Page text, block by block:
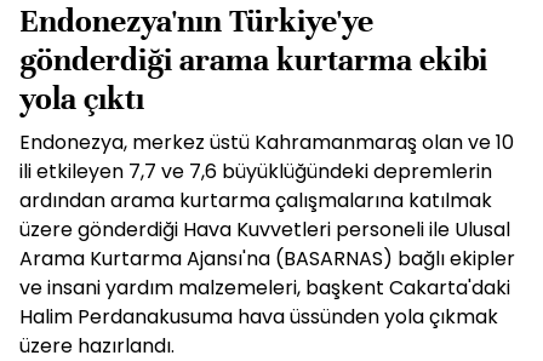
Endonezya'nın Türkiye'ye
gönderdiği arama kurtarma ekibi
yola çıktı
Endonezya, merkez üstü Kahramanmaraş olan ve 10
ili etkileyen 7,7 ve 7,6 büyüklüğündeki depremlerin
ardından arama kurtarma çalışmalarına katılmak
üzere gönderdiği Hava Kuvvetleri personeli ile Ulusal
Arama Kurtarma Ajansı'na (BASARNAS) bağlı ekipler
ve insani yardım malzemeleri, başkent Cakarta'daki
Halim Perdanakusuma hava üssünden yola çıkmak
üzere hazırlandı.